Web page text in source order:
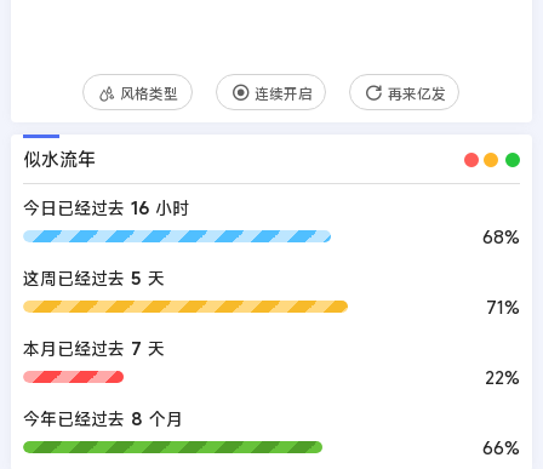
风格类型 连续开启 再来亿发
似水流年
今日已经过去 16 小时
68%
这周已经过去 5 天
71%
本月已经过去 7 天
22%
今年已经过去 8 个月
66%